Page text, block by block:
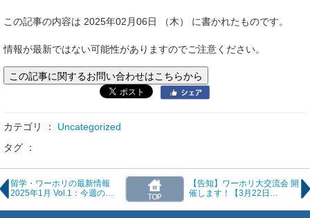
この記事の内容は 2025年02月06日 （木） に書かれたものです。
情報が最新ではない可能性がありますのでご注意ください。
この記事に関するお問い合わせはこちらから
カテゴリ ： Uncategorized
タグ ：
留学・ワーホリの最新情報
2025年1月 Vol.1：今週の
料をもらいながら学べる新プ
【告知】ワーホリ大交流会 開
催します！【3月22日